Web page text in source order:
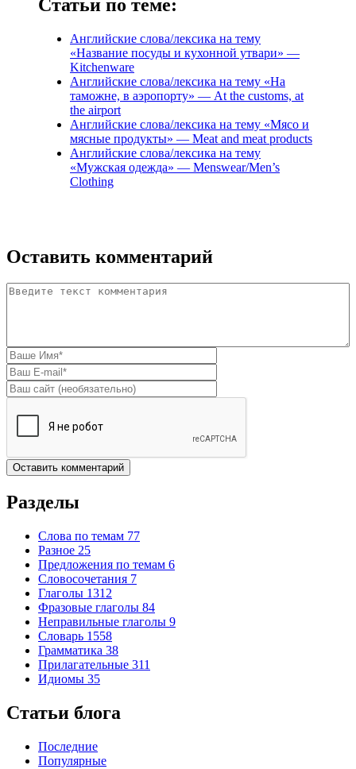
Статьи по теме:
Английские слова/лексика на тему
«Название посуды и кухонной утвари» —
Kitchenware
Английские слова/лексика на тему «На
таможне, в аэропорту» — At the customs, at
the airport
Английские слова/лексика на тему «Мясо и
мясные продукты» — Meat and meat products
Английские слова/лексика на тему
«Мужская одежда» — Menswear/Men’s
Clothing
Оставить комментарий
Комментарий*
Ваше имя
E-mail*
Домашняя страница
Разделы
Слова по темам 77
Разное 25
Предложения по темам 6
Словосочетания 7
Глаголы 1312
Фразовые глаголы 84
Неправильные глаголы 9
Словарь 1558
Грамматика 38
Прилагательные 311
Идиомы 35
Статьи блога
Последние
Популярные